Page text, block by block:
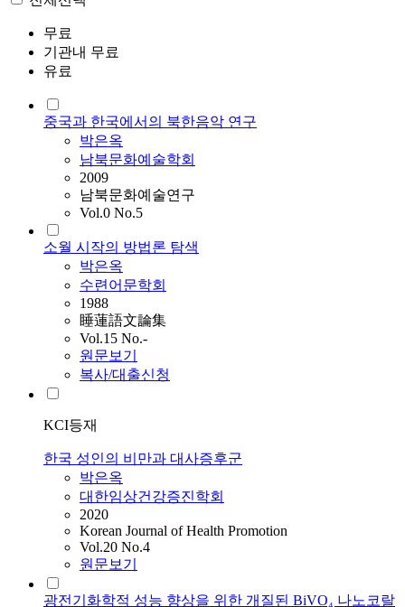
무료
기관내 무료
유료
중국과 한국에서의 북한음악 연구
박은옥
남북문화예술학회
2009
남북문화예술연구
Vol.0 No.5
소월 시작의 방법론 탐색
박은옥
수련어문학회
1988
睡蓮語文論集
Vol.15 No.-
원문보기
복사/대출신청
KCI등재
한국 성인의 비만과 대사증후군
박은옥
대한임상건강증진학회
2020
Korean Journal of Health Promotion
Vol.20 No.4
원문보기
광전기화학적 성능 향상을 위한 개질된 BiVO₄ 나노코랄